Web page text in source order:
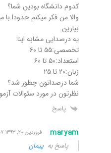
کدوم دانشگاه بودین شما؟
بیارین.
یه درصدایی مشابه اینا:
تخصصی:۵۵ تا ۶۰
استعداد:۵۰ تا ۶۰
زبان:۲۰ تا ۲۵
شما درصداتون چطور شد؟
نظرتون در مورد سئوالات
پاسخ
maryam فروردین ۲۰, ۱۳۹۳ ۵:۵۷ ب٫ظ
پاسخ به پیمان